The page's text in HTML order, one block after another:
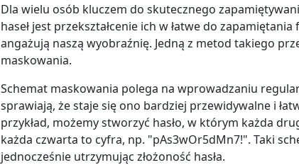
Dla wielu osób kluczem do skutecznego
haseł jest przekształcenie ich w łatwe do
angażują naszą wyobraźnię. Jedną z metod takiego
maskowania.
Schemat maskowania polega na wprowadzaniu
sprawiają, że staje się ono bardziej przewidywalne i
przykład, możemy stworzyć hasło, w którym każda
każda czwarta to cyfra, np. "pAs3wOr5dMn7!". Taki
jednocześnie utrzymując złożoność hasła.